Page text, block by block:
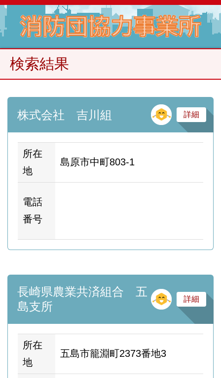
検索結果
株式会社 吉川組 そ
詳細
所在
地
島原市中町803-1
電話
番号
長崎県農業共済組合 五
島支所
そ
詳細
所在
地
五島市籠淵町2373番地3